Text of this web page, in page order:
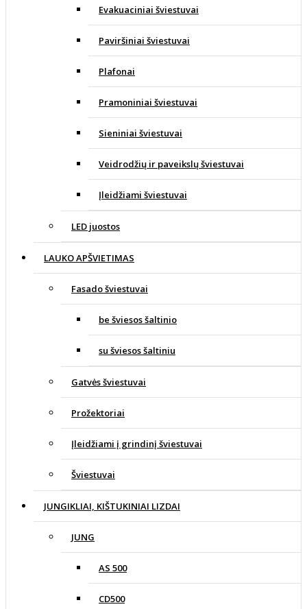
Evakuaciniai šviestuvai
Paviršiniai šviestuvai
Plafonai
Pramoniniai šviestuvai
Sieniniai šviestuvai
Veidrodžių ir paveikslų šviestuvai
Įleidžiami šviestuvai
LED juostos
LAUKO APŠVIETIMAS
Fasado šviestuvai
be šviesos šaltinio
su šviesos šaltiniu
Gatvės šviestuvai
Prožektoriai
Įleidžiami į grindinį šviestuvai
Šviestuvai
JUNGIKLIAI, KIŠTUKINIAI LIZDAI
JUNG
AS 500
CD500